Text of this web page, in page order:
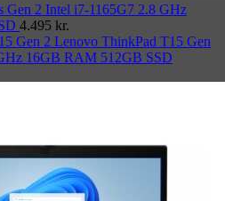
Gen 2 Intel i7-1165G7 2.8 GHz
4.495 kr.
Lenovo ThinkPad T15 Gen
16GB RAM 512GB SSD